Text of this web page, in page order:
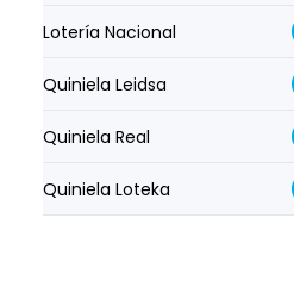
Lotería Nacional
Quiniela Leidsa
Quiniela Real
Quiniela Loteka